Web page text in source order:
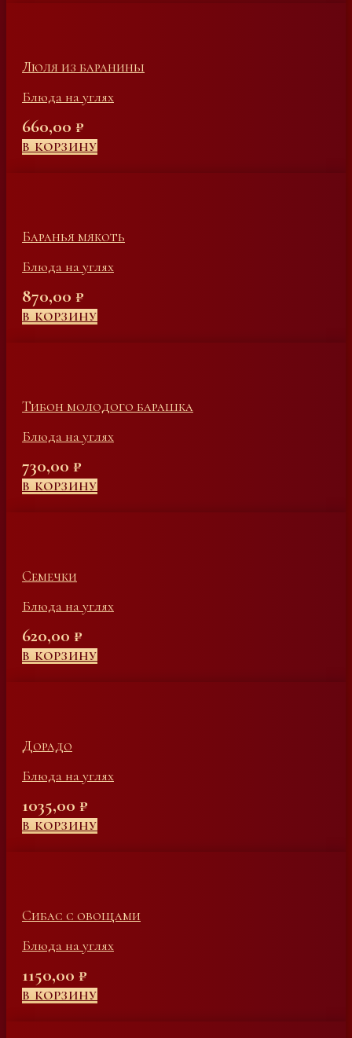
Люля из баранины
Блюда на углях
660,00 ₽
В КОРЗИНУ
Баранья мякоть
Блюда на углях
870,00 ₽
В КОРЗИНУ
Тибон молодого барашка
Блюда на углях
730,00 ₽
В КОРЗИНУ
Семечки
Блюда на углях
620,00 ₽
В КОРЗИНУ
Дорадо
Блюда на углях
1035,00 ₽
В КОРЗИНУ
Сибас с овощами
Блюда на углях
1150,00 ₽
В КОРЗИНУ